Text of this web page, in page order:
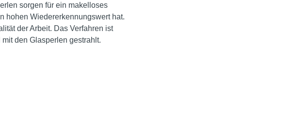
sorgen für ein makelloses
hohen Wiedererkennungswert hat.
der Arbeit. Das Verfahren ist
den Glasperlen gestrahlt.